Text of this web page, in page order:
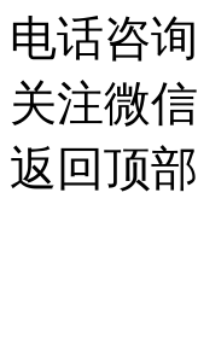
电话咨询
关注微信
返回顶部